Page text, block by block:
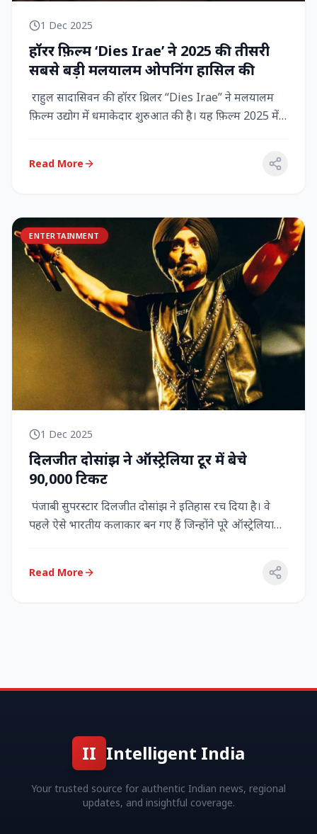
1 Dec 2025
हॉरर फ़िल्म ‘Dies Irae’ ने 2025 की तीसरी
सबसे बड़ी मलयालम ओपनिंग हासिल की
राहुल सादासिवन की हॉरर थ्रिलर “Dies Irae” ने मलयालम
फ़िल्म उद्योग में धमाकेदार शुरुआत की है। यह फ़िल्म 2025 में
Read More
ENTERTAINMENT
1 Dec 2025
दिलजीत दोसांझ ने ऑस्ट्रेलिया टूर में बेचे
90,000 टिकट
पंजाबी सुपरस्टार दिलजीत दोसांझ ने इतिहास रच दिया है। वे
पहले ऐसे भारतीय कलाकार बन गए हैं जिन्होंने पूरे ऑस्ट्रेलिया
Read More
II Intelligent India
Your trusted source for authentic Indian news, regional
updates, and insightful coverage.